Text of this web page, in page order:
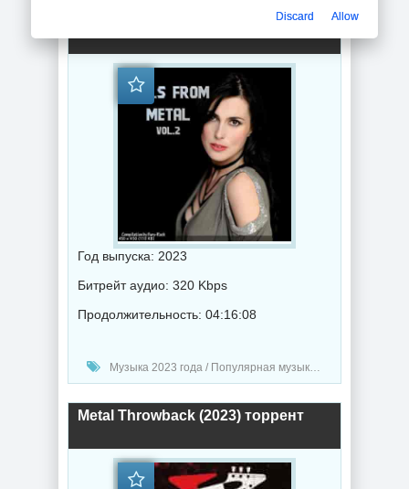
Girls From Metal Vol.2 (2023) торрент
Год выпуска: 2023
Битрейт аудио: 320 Kbps
Продолжительность: 04:16:08
Музыка 2023 года / Популярная музыка / Метал музыка / Музыка VA / Symphonic Metal music / Doom Metal music / Death Metal music
Metal Throwback (2023) торрент
Discard Allow